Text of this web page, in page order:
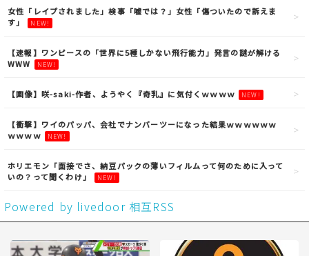
女性「レイプされました」検事「嘘では？」女性「傷ついたので訴えま
す」
NEW!
【速報】ワンピースの「世界に5種しかない飛行能力」発言の謎が解ける
WWW
NEW!
【画像】咲-saki-作者、ようやく『奇乳』に気付くｗｗｗｗ NEW!
【衝撃】ワイのパッパ、会社でナンバーツーになった結果ｗｗｗｗｗｗ
ｗｗｗｗ
NEW!
ホリエモン「面接でさ、納豆パックの薄いフィルムって何のために入って
いの？って聞くわけ」
NEW!
Powered by livedoor 相互RSS